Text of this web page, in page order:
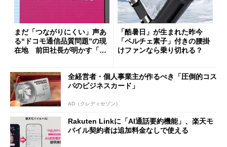
まだ「つながりにくい」声あ
る“ドコモ通信品質問題”の現
在地 前田社長が明かす「道
「酷暑日」が生まれた昨今
「ペルチェ素子」付きの腰掛
けファンなら乗り切れる？
全経営者・個人事業主が作るべき「圧倒的コス
パのビジネスカード」
AD（クレディセゾン）
Rakuten Linkに「AI通話要約機能」、楽天モ
バイル契約者は追加料金なしで使える